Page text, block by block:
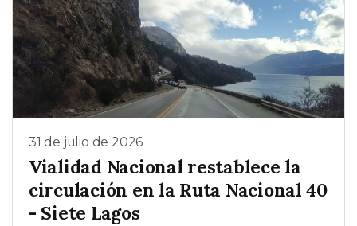
31 de julio de 2026
Vialidad Nacional restablece la
circulación en la Ruta Nacional 40
- Siete Lagos